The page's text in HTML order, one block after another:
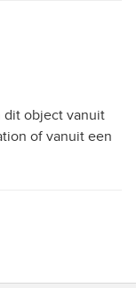
dit object vanuit
of vanuit een